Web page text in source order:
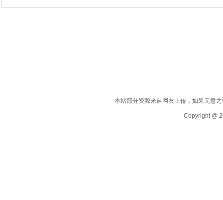
本站部分资源来自网友上传，如果无意
Copyright @